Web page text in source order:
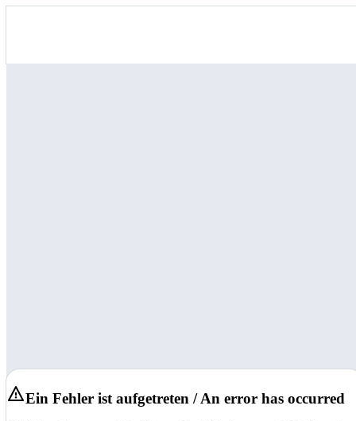
Ein Fehler ist aufgetreten / An error has occurred